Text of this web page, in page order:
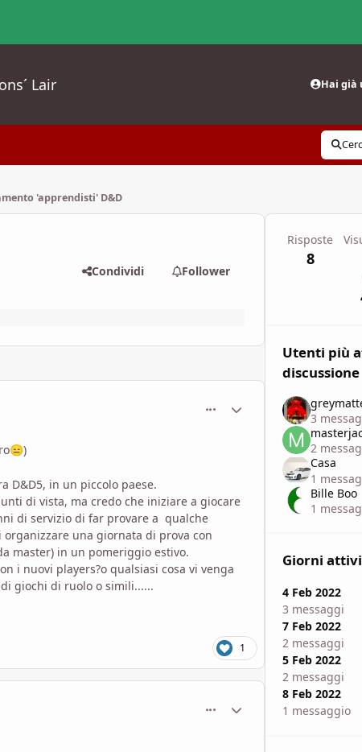
Lair Hai già
'apprendisti' D&D
Condividi Follower
comment_1791458
Statistiche Autore
😑)
D&D5, in un piccolo paese.
di vista, ma credo che iniziare a giocare
di servizio di far provare a qualche
una giornata di prova con
master) in un pomeriggio estivo.
i nuovi players?o qualsiasi cosa vi venga
giochi di ruolo o simili......
1
comment_1791475
Statistiche Autore
Risposte
8
Utenti più
discussione
3
2
Casa
1
Bille Boo
1
Giorni attivi
4 Feb 2022
3 messaggi
7 Feb 2022
2 messaggi
5 Feb 2022
2 messaggi
8 Feb 2022
1 messaggio